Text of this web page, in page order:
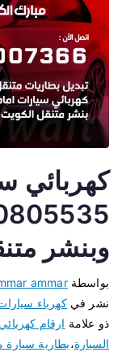
كهربائي
وبنشر
بواسطةammar
نشر فيكهرباء
ذو علامة ارقام
السيارة،بطارية سيارة